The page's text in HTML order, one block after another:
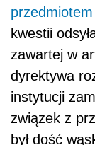
kwestii
zawartej w
dyrektywa
instytucji
związek z
był dość